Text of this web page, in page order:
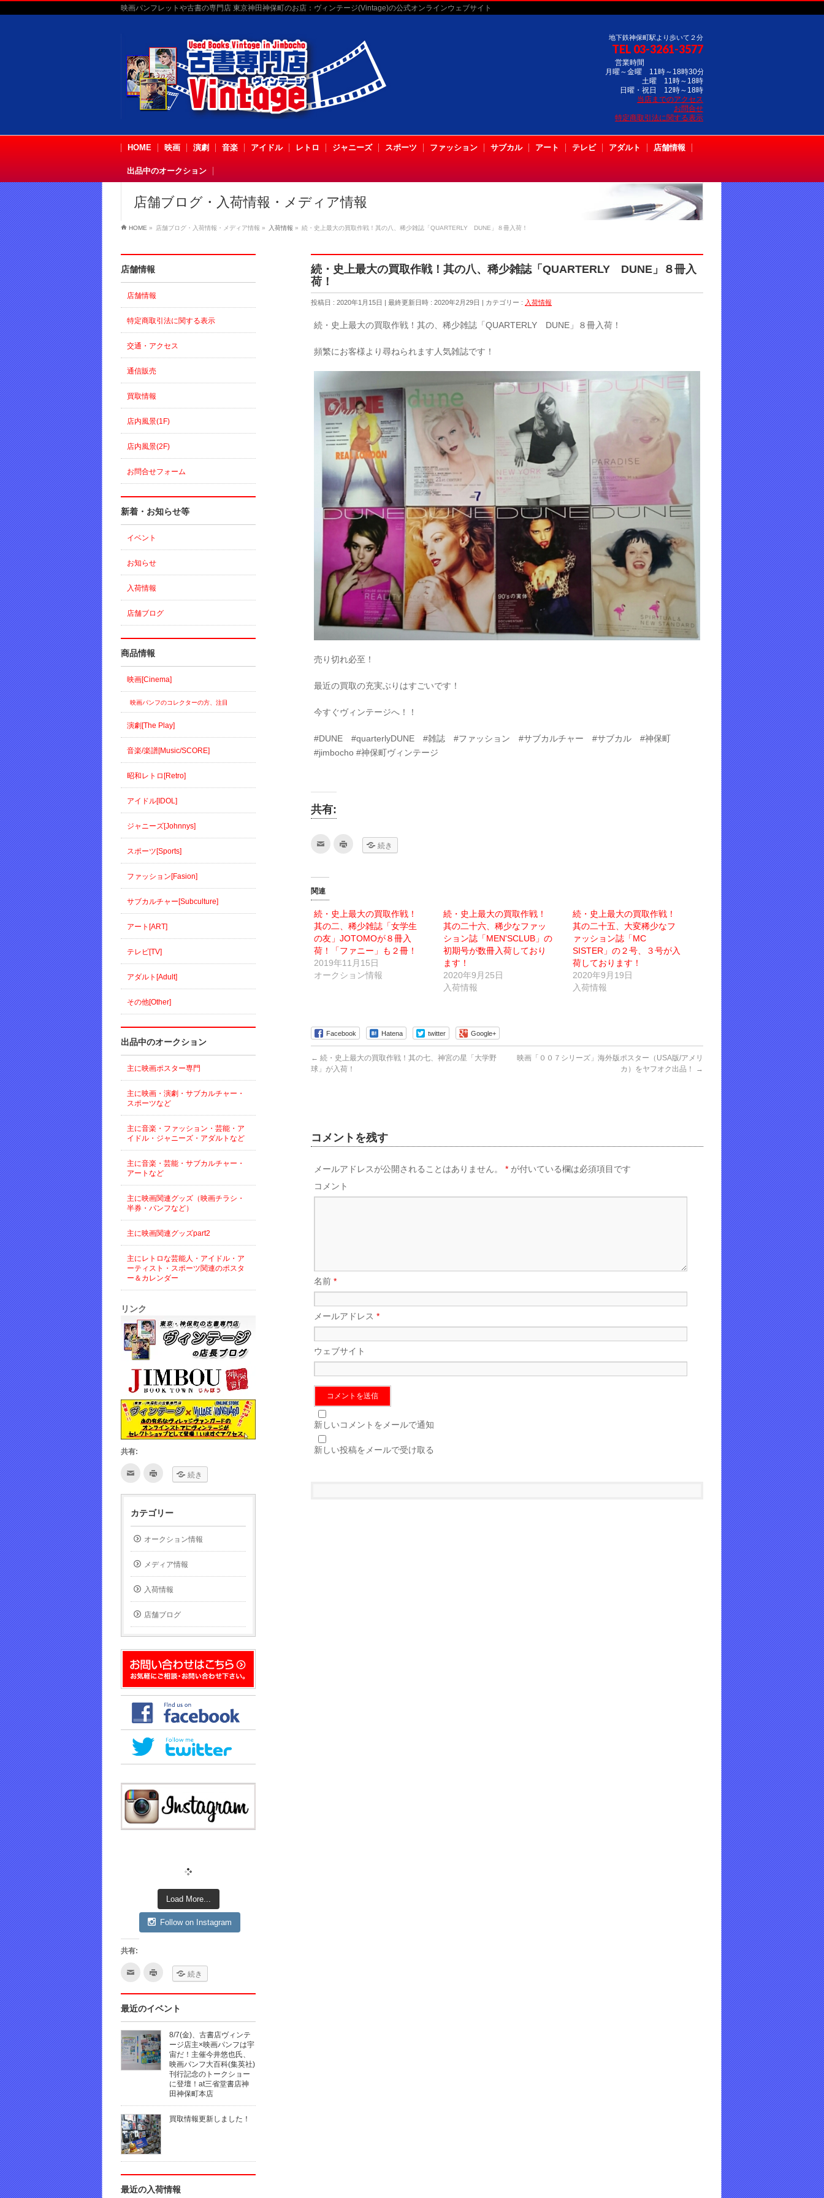
映画パンフレットや古書の専門店 東京神田神保町のお店：ヴィンテージ(Vintage)の公式オンラインウェブサイト
地下鉄神保町駅より歩いて２分
TEL 03-3261-3577
営業時間
月曜～金曜 11時～18時30分
土曜 11時～18時
日曜・祝日 12時～18時
当店までのアクセス
お問合せ
特定商取引法に関する表示
HOME 映画 演劇 音楽 アイドル レトロ ジャニーズ スポーツ ファッション サブカル アート テレビ アダルト 店舗情報
出品中のオークション
店舗ブログ・入荷情報・メディア情報
HOME » 店舗ブログ・入荷情報・メディア情報 » 入荷情報 » 続・史上最大の買取作戦！其の八、稀少雑誌「QUARTERLY DUNE」８冊入荷！
続・史上最大の買取作戦！其の八、稀少雑誌「QUARTERLY DUNE」８冊入
荷！
投稿日 : 2020年1月15日 最終更新日時 : 2020年2月29日 カテゴリー : 入荷情報
続・史上最大の買取作戦！其の、稀少雑誌「QUARTERLY DUNE」８冊入荷！
頻繁にお客様より尋ねられます人気雑誌です！
売り切れ必至！
最近の買取の充実ぶりはすごいです！
今すぐヴィンテージへ！！
#DUNE #quarterlyDUNE #雑誌 #ファッション #サブカルチャー #サブカル #神保町
#jimbocho #神保町ヴィンテージ
共有:
て
へ
ー
ル
で
送
信
(新
し
い
ウ
ィ
き
ま
す)
し
い
ウ
ィ
ン
ウ
で
開
き
ま
続き
関連
続・史上最大の買取作戦！
其の二、稀少雑誌「女学生
の友」JOTOMOが８冊入
荷！「ファニー」も２冊！
2019年11月15日
オークション情報
続・史上最大の買取作戦！
其の二十六、稀少なファッ
ション誌「MEN'SCLUB」の
初期号が数冊入荷しており
ます！
2020年9月25日
入荷情報
続・史上最大の買取作戦！
其の二十五、大変稀少なフ
ァッション誌「MC
SISTER」の２号、３号が入
荷しております！
2020年9月19日
入荷情報
Facebook Hatena twitter Google+
← 続・史上最大の買取作戦！其の七、神宮の星「大学野
球」が入荷！
映画「００７シリーズ」海外版ポスター（USA版/アメリ
カ）をヤフオク出品！
→
コメントを残す
メールアドレスが公開されることはありません。 * が付いている欄は必須項目です
コメント
名前 *
メールアドレス *
ウェブサイト
新しいコメントをメールで通知
新しい投稿をメールで受け取る
店舗情報
店舗情報
特定商取引法に関する表示
交通・アクセス
通信販売
買取情報
店内風景(1F)
店内風景(2F)
お問合せフォーム
新着・お知らせ等
イベント
お知らせ
入荷情報
店舗ブログ
商品情報
映画[Cinema]
映画パンフのコレクターの方、注目
演劇[The Play]
音楽/楽譜[Music/SCORE]
昭和レトロ[Retro]
アイドル[IDOL]
ジャニーズ[Johnnys]
スポーツ[Sports]
ファッション[Fasion]
サブカルチャー[Subculture]
アート[ART]
テレビ[TV]
アダルト[Adult]
その他[Other]
出品中のオークション
主に映画ポスター専門
主に映画・演劇・サブカルチャー・
スポーツなど
主に音楽・ファッション・芸能・ア
イドル・ジャニーズ・アダルトなど
主に音楽・芸能・サブカルチャー・
アートなど
主に映画関連グッズ（映画チラシ・
半券・パンフなど）
主に映画関連グッズpart2
主にレトロな芸能人・アイドル・ア
ーティスト・スポーツ関連のポスタ
ー＆カレンダー
リンク
共有:
ク
て
友
メ
ー
ル
で
送
信
し
ウ
ィ
ン
ド
開
ま
す)
ク
て
印
し
い
ウ
ィ
ン
ド
で
開
き
ま
す)
続き
カテゴリー
オークション情報
メディア情報
入荷情報
店舗ブログ
Load More...
Follow on Instagram
共有:
ク
て
友
達
へ
メ
ー
ル
で
送
信
ウ
ン
ド
ウ
で
開
き
ま
ク
て
印
刷
(新
し
い
ウ
ィ
ン
ド
き
す)
続き
最近のイベント
8/7(金)、古書店ヴィンテ
ージ店主×映画パンフは宇
宙だ！主催今井悠也氏、
映画パンフ大百科(集英社)
刊行記念のトークショー
に登壇！at三省堂書店神
田神保町本店
買取情報更新しました！
最近の入荷情報